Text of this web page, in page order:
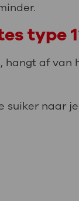
type
hangt af van
suiker naar